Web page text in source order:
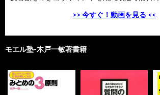
>> 今すぐ！動画を見る <<
モエル塾-木戸一敏著書籍